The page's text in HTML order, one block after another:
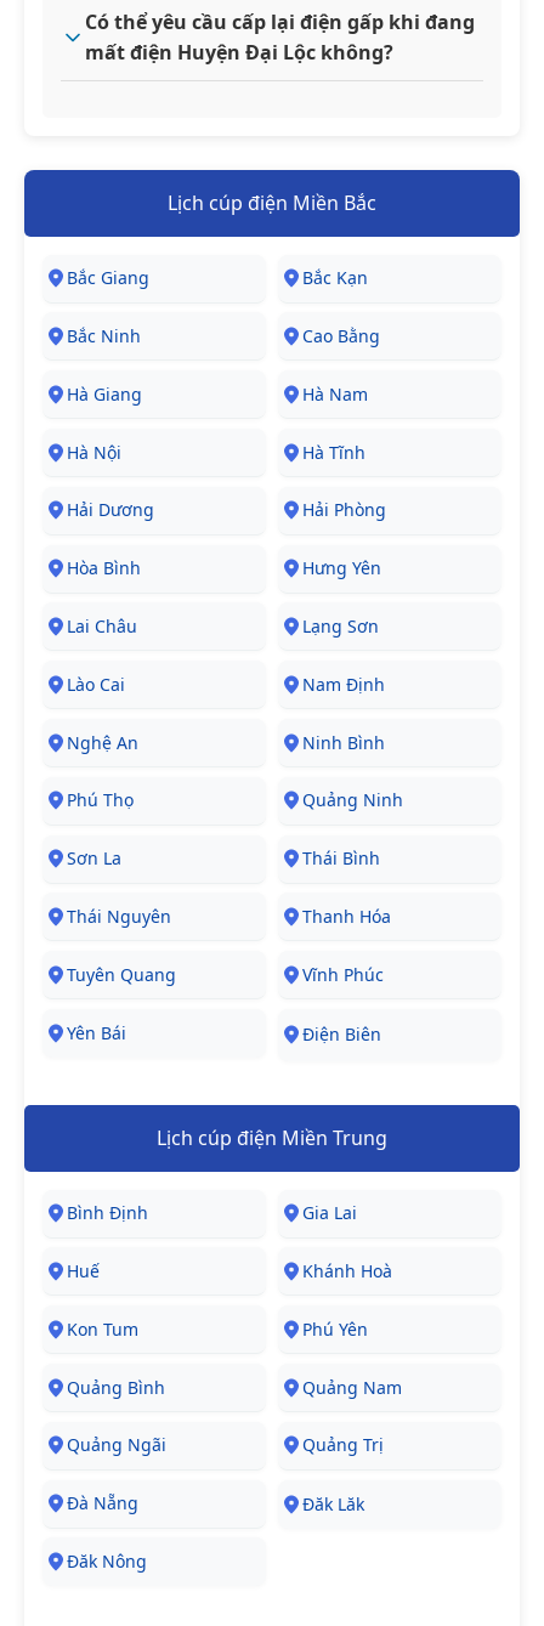
Có thể yêu cầu cấp lại điện gấp khi đang
mất điện Huyện Đại Lộc không?
Lịch cúp điện Miền Bắc
Bắc Giang Bắc Kạn
Bắc Ninh Cao Bằng
Hà Giang Hà Nam
Hà Nội Hà Tĩnh
Hải Dương Hải Phòng
Hòa Bình Hưng Yên
Lai Châu Lạng Sơn
Lào Cai Nam Định
Nghệ An Ninh Bình
Phú Thọ Quảng Ninh
Sơn La Thái Bình
Thái Nguyên Thanh Hóa
Tuyên Quang Vĩnh Phúc
Yên Bái Điện Biên
Lịch cúp điện Miền Trung
Bình Định Gia Lai
Huế Khánh Hoà
Kon Tum Phú Yên
Quảng Bình Quảng Nam
Quảng Ngãi Quảng Trị
Đà Nẵng Đăk Lăk
Đăk Nông